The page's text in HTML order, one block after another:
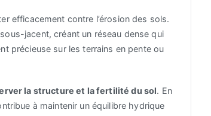
efficacement contre l’érosion des sols.
jacent, créant un réseau dense qui
précieuse sur les terrains en pente ou
la structure et la fertilité du sol. En
à maintenir un équilibre hydrique